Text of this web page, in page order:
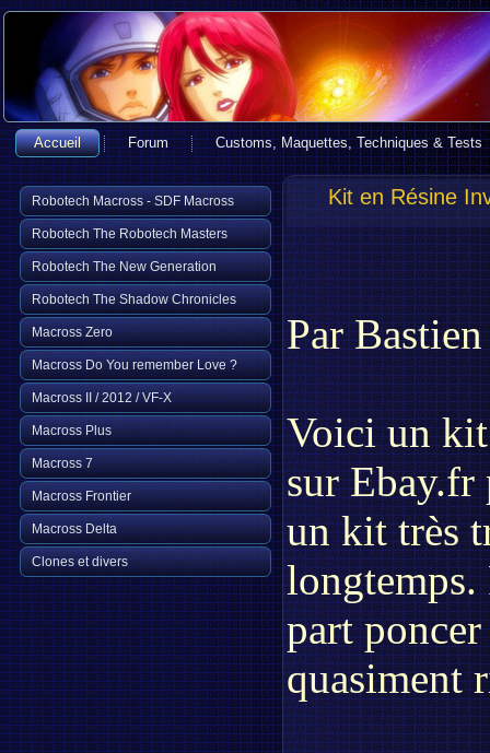
Accueil Forum Customs, Maquettes, Techniques & Tests
Robotech Macross - SDF Macross
Robotech The Robotech Masters
Robotech The New Generation
Robotech The Shadow Chronicles
Macross Zero
Macross Do You remember Love ?
Macross II / 2012 / VF-X
Macross Plus
Macross 7
Macross Frontier
Macross Delta
Clones et divers
Kit en Résine
Par
Voici un kit
sur Ebay.fr
un kit très
part
quasiment